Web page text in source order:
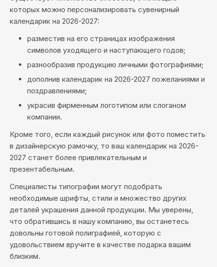
которых можно персонализировать сувенирный
календарик на 2026-2027:
разместив на его страницах изображения
символов уходящего и наступающего годов;
разнообразив продукцию личными фотографиями;
дополнив календарик на 2026-2027 пожеланиями и
поздравлениями;
украсив фирменным логотипом или слоганом
компании.
Кроме того, если каждый рисунок или фото поместить
в дизайнерскую рамочку, то ваш календарик на 2026-
2027 станет более привлекательным и
презентабельным.
Специалисты типографии могут подобрать
необходимые шрифты, стили и множество других
деталей украшения данной продукции. Мы уверены,
что обратившись в нашу компанию, вы останетесь
довольны готовой полиграфией, которую с
удовольствием вручите в качестве подарка вашим
близким.